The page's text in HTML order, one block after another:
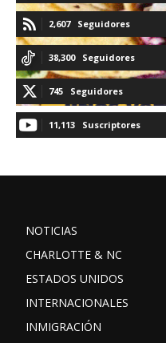
2,607 Seguidores
38,300 Seguidores
745 Seguidores
11,113 Suscriptores
NOTICIAS
CHARLOTTE & NC
ESTADOS UNIDOS
INTERNACIONALES
INMIGRACIÓN